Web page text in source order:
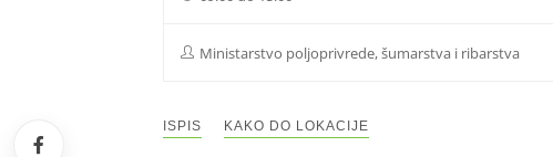
Ministarstvo poljoprivrede, šumarstva i ribarstva
ISPIS KAKO DO LOKACIJE